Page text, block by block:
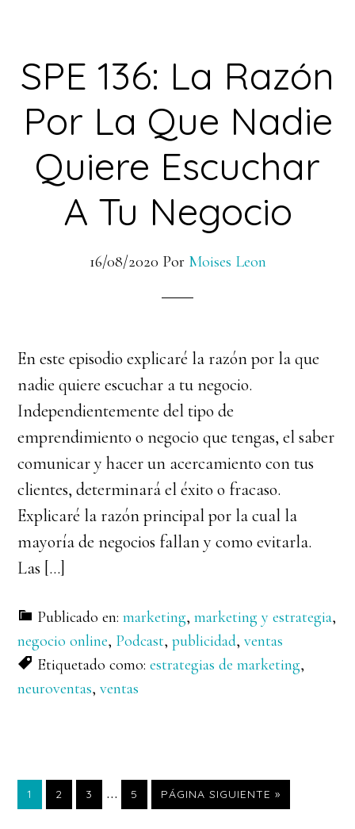
SPE 136: La Razón
Por La Que Nadie
Quiere Escuchar
A Tu Negocio
16/08/2020 Por Moises Leon
En este episodio explicaré la razón por la que
nadie quiere escuchar a tu negocio.
Independientemente del tipo de
emprendimiento o negocio que tengas, el saber
comunicar y hacer un acercamiento con tus
clientes, determinará el éxito o fracaso.
Explicaré la razón principal por la cual la
mayoría de negocios fallan y como evitarla.
Las […]
Publicado en:marketing,marketing y estrategia,
negocio online, Podcast,publicidad,ventas
Etiquetado como:estrategias de marketing,
neuroventas,ventas
PÁGINA
1 PÁGINA
2 PÁGINA
3
Páginas
… PÁGINA
5
IR
A
PÁGINA SIGUIENTE »